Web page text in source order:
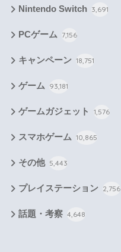
Nintendo Switch 3,691
PCゲーム 7,156
キャンペーン 18,751
ゲーム 93,181
ゲームガジェット 1,576
スマホゲーム 10,865
その他 5,443
プレイステーション 2,756
話題・考察 4,648